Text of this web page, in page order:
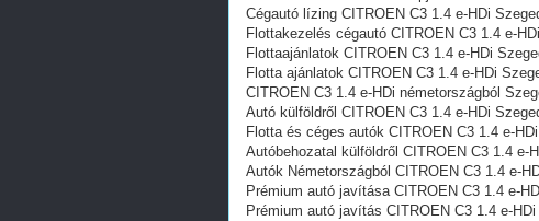
Cégautó lízing CITROEN C3 1.4 e-HDi
Flottakezelés cégautó CITROEN C3 1.4 e-
Flottaajánlatok CITROEN C3 1.4 e-HDi
Flotta ajánlatok CITROEN C3 1.4 e-HDi
CITROEN C3 1.4 e-HDi németországból
Autó külföldről CITROEN C3 1.4 e-HDi
Flotta és céges autók CITROEN C3 1.4 e-
Autóbehozatal külföldről CITROEN C3 1.4 e-
Autók Németországból‎ CITROEN C3 1.4 e-
Prémium autó javítása CITROEN C3 1.4 e-
Prémium autó javítás CITROEN C3 1.4 e-HDi